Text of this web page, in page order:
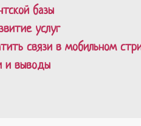
базы
услуг
связи в мобильном
и выводы